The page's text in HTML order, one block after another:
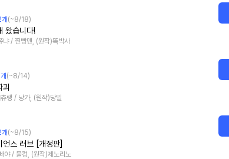
개 (~8/18)
왔습니다!
냐 / 찐빵맨, (원작)똑박사
개 (~8/14)
츄랭 / 낭가, (원작)당밀
개 (~8/15)
언스 러브 [개정판]
야 / 물컹, (원작)제노리노